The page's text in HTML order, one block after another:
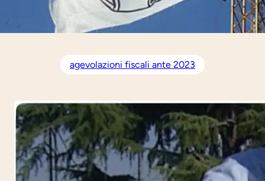
agevolazioni fiscali ante 2023